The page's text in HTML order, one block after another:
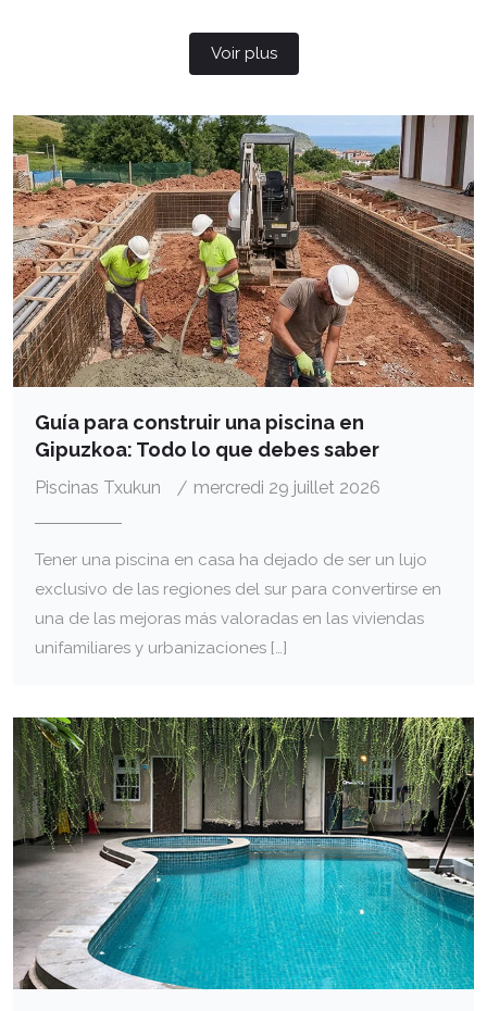
Voir plus
Guía para construir una piscina en
Gipuzkoa: Todo lo que debes saber
Piscinas Txukun mercredi 29 juillet 2026
Tener una piscina en casa ha dejado de ser un lujo
exclusivo de las regiones del sur para convertirse en
una de las mejoras más valoradas en las viviendas
unifamiliares y urbanizaciones […]